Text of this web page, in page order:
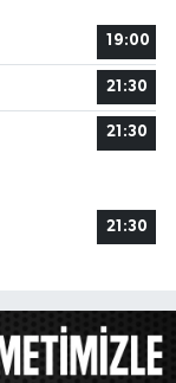
19:00
21:30
21:30
21:30